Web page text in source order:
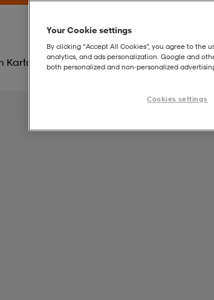
Karta Kebnekaise 1:15.000
Your Cookie settings
By clicking “Accept All Cookies”, you agree to the
analytics, and ads personalization. Google and
both personalized and non‑personalized
Cookies settings